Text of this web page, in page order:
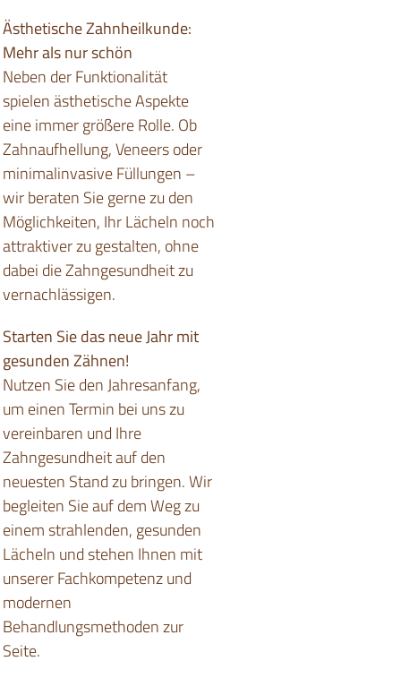
Ästhetische Zahnheilkunde:
Mehr als nur schön
Neben der Funktionalität
spielen ästhetische Aspekte
eine immer größere Rolle. Ob
Zahnaufhellung, Veneers oder
minimalinvasive Füllungen –
wir beraten Sie gerne zu den
Möglichkeiten, Ihr Lächeln noch
attraktiver zu gestalten, ohne
dabei die Zahngesundheit zu
vernachlässigen.
Starten Sie das neue Jahr mit
gesunden Zähnen!
Nutzen Sie den Jahresanfang,
um einen Termin bei uns zu
vereinbaren und Ihre
Zahngesundheit auf den
neuesten Stand zu bringen. Wir
begleiten Sie auf dem Weg zu
einem strahlenden, gesunden
Lächeln und stehen Ihnen mit
unserer Fachkompetenz und
modernen
Behandlungsmethoden zur
Seite.